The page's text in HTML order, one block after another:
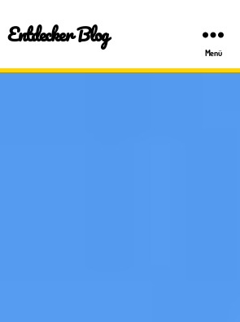
Entdecker Blog
Menü